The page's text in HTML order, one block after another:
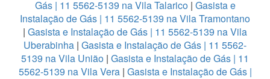
Gás | 11 5562-5139 na Vila Talarico| Gasista e
Instalação de Gás | 11 5562-5139 na Vila Tramontano
| Gasista e Instalação de Gás | 11 5562-5139 na Vila
Uberabinha | Gasista e Instalação de Gás | 11 5562-
5139 na Vila União | Gasista e Instalação de Gás | 11
5562-5139 na Vila Vera| Gasista e Instalação de Gás |